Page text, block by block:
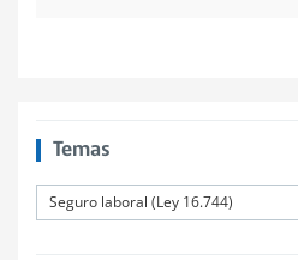
Temas
Seguro laboral (Ley 16.744)